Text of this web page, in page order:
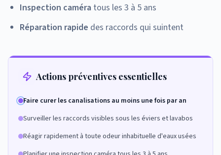
Inspection caméra tous les 3 à 5 ans
Réparation rapide des raccords qui suintent
Actions préventives essentielles
Faire curer les canalisations au moins une fois par an
Surveiller les raccords visibles sous les éviers et lavabos
Réagir rapidement à toute odeur inhabituelle d'eaux usées